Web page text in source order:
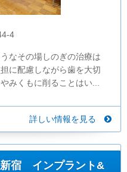
4
なその場しのぎの治療は
に配慮しながら歯を大切
みくもに削ることはい...
詳しい情報を見る
新宿 インプラント&